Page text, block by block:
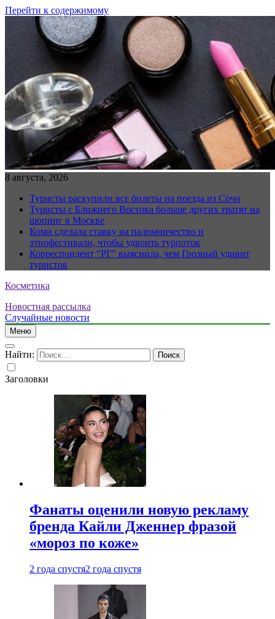
Перейти к содержимому
8 августа, 2026
Туристы раскупили все билеты на поезда из Сочи
Туристы с Ближнего Востока больше других тратят на
шопинг в Москве
Коми сделала ставку на паломничество и
этнофестивали, чтобы удвоить турпоток
Корреспондент “РГ” выяснила, чем Грозный удивит
туристов
Косметика
Новостная рассылка
Случайные новости
Меню
Найти:
Заголовки
Фанаты оценили новую рекламу
бренда Кайли Дженнер фразой
«мороз по коже»
2 года спустя2 года спустя